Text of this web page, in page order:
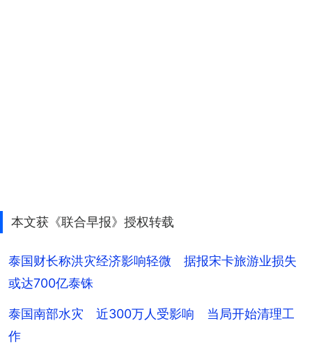
本文获《联合早报》授权转载
泰国财长称洪灾经济影响轻微 据报宋卡旅游业损失
或达700亿泰铢
泰国南部水灾 近300万人受影响 当局开始清理工
作